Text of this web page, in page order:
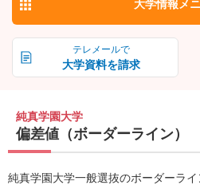
テレメールで
大学資料を請求
大学情報 メ
純真学園大学
偏差値（ボーダーライン）
純真学園大学一般選抜のボーダーラ